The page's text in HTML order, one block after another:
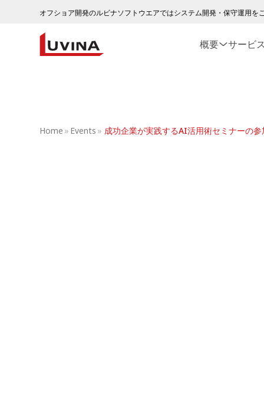
オフショア開発のルビナソフトウエアではシステム開発・保守運用を
概要 サービ
Home » Events » 成功企業が実践するAI活用術セミナーの参